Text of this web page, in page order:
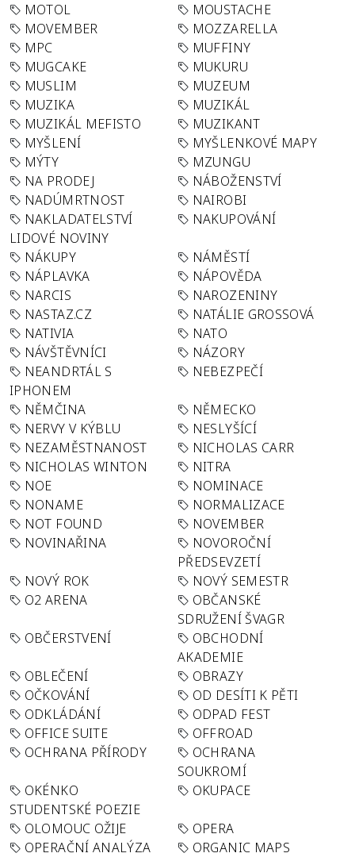
MOTOL
MOUSTACHE
MOVEMBER
MOZZARELLA
MPC
MUFFINY
MUGCAKE
MUKURU
MUSLIM
MUZEUM
MUZIKA
MUZIKÁL
MUZIKÁL MEFISTO
MUZIKANT
MYŠLENÍ
MYŠLENKOVÉ MAPY
MÝTY
MZUNGU
NA PRODEJ
NÁBOŽENSTVÍ
NADÚMRTNOST
NAIROBI
NAKLADATELSTVÍ
LIDOVÉ NOVINY
NAKUPOVÁNÍ
NÁKUPY
NÁMĚSTÍ
NÁPLAVKA
NÁPOVĚDA
NARCIS
NAROZENINY
NASTAZ.CZ
NATÁLIE GROSSOVÁ
NATIVIA
NATO
NÁVŠTĚVNÍCI
NÁZORY
NEANDRTÁL S
IPHONEM
NEBEZPEČÍ
NĚMČINA
NĚMECKO
NERVY V KÝBLU
NESLYŠÍCÍ
NEZAMĚSTNANOST
NICHOLAS CARR
NICHOLAS WINTON
NITRA
NOE
NOMINACE
NONAME
NORMALIZACE
NOT FOUND
NOVEMBER
NOVINAŘINA
NOVOROČNÍ
PŘEDSEVZETÍ
NOVÝ ROK
NOVÝ SEMESTR
O2 ARENA
OBČANSKÉ
SDRUŽENÍ ŠVAGR
OBČERSTVENÍ
OBCHODNÍ
AKADEMIE
OBLEČENÍ
OBRAZY
OČKOVÁNÍ
OD DESÍTI K PĚTI
ODKLÁDÁNÍ
ODPAD FEST
OFFICE SUITE
OFFROAD
OCHRANA PŘÍRODY
OCHRANA
SOUKROMÍ
OKÉNKO
STUDENTSKÉ POEZIE
OKUPACE
OLOMOUC OŽIJE
OPERA
OPERAČNÍ ANALÝZA
ORGANIC MAPS